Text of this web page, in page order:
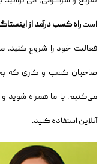
استراه کسب درآمد از
فعالیت خود را شروع کنید.
صاحبان کسب و کاری که
می‌کنیم. با ما همراه شوید
آنلاین استفاده کنید.